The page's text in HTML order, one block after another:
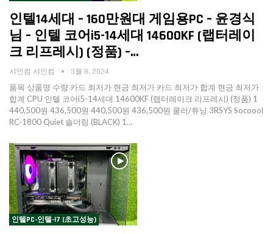
인텔14세대 – 160만원대 게임용PC – 윤경식
님 – 인텔 코어i5-14세대 14600KF (랩터레이
크 리프레시) (정품) –…
샤인컴 샤인컴 3월 8, 2024
품목 상품명 수량 카드 최저가 현금 최저가 카드 최저가 합계 현금 최저가
합계 CPU 인텔 코어i5-14세대 14600KF (랩터레이크 리프레시) (정품) 1
440,500원 436,500원 440,500원 436,500원 쿨러/튜닝 3RSYS Socoool
RC-1800 Quiet 솔더링 (BLACK) 1…
인텔PC-인텔-I7 (초고성능)